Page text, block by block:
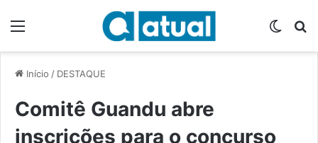
Início / DESTAQUE
Comitê Guandu abre
inscrições para o concurso